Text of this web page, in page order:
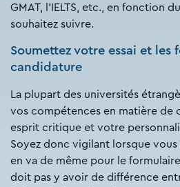
GMAT, l'IELTS, etc., en fonction
souhaitez suivre.
Soumettez votre essai et les
candidature
La plupart des universités
vos compétences en matière de
esprit critique et votre
Soyez donc vigilant lorsque vous
en va de même pour le
doit pas y avoir de différence